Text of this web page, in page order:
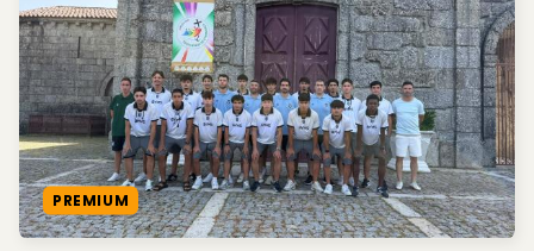
PREMIUM